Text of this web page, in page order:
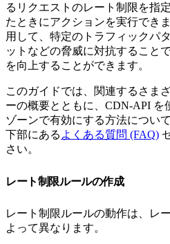
るリクエストのレート制限を指
たときにアクションを実行でき
用して、特定のトラフィックパ
ットなどの脅威に対抗すること
を向上することができます。
このガイドでは、関連するさま
ーの概要とともに、CDN-API を
ゾーンで有効にする方法につい
下部にある よくある質問 (FAQ)
さい。
レート制限ルールの作成
レート制限ルールの動作は、レ
よって異なります。